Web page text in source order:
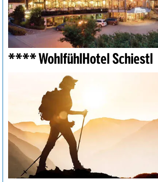
**** WohlfühlHotel Schiestl